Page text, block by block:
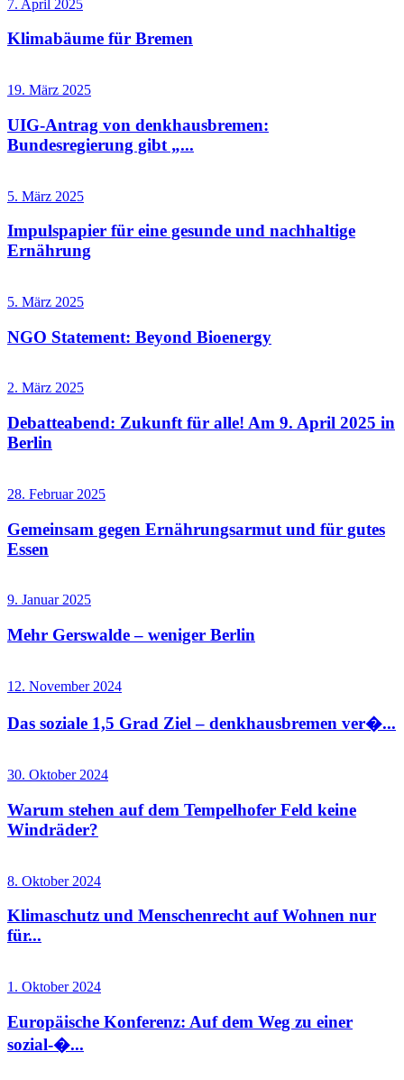
7. April 2025
Klimabäume für Bremen
19. März 2025
UIG-Antrag von denkhausbremen:
Bundesregierung gibt „...
5. März 2025
Impulspapier für eine gesunde und nachhaltige
Ernährung
5. März 2025
NGO Statement: Beyond Bioenergy
2. März 2025
Debatteabend: Zukunft für alle! Am 9. April 2025 in
Berlin
28. Februar 2025
Gemeinsam gegen Ernährungsarmut und für gutes
Essen
9. Januar 2025
Mehr Gerswalde – weniger Berlin
12. November 2024
Das soziale 1,5 Grad Ziel – denkhausbremen ver�...
30. Oktober 2024
Warum stehen auf dem Tempelhofer Feld keine
Windräder?
8. Oktober 2024
Klimaschutz und Menschenrecht auf Wohnen nur
für...
1. Oktober 2024
Europäische Konferenz: Auf dem Weg zu einer
sozial-�...